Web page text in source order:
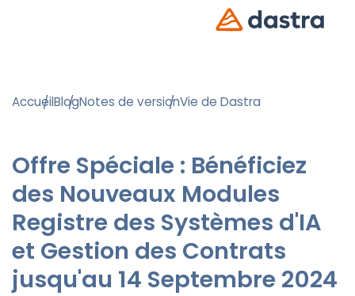
AccueilBlogNotes de versionVie de Dastra
Offre Spéciale : Bénéficiez
des Nouveaux Modules
Registre des Systèmes d'IA
et Gestion des Contrats
jusqu'au 14 Septembre 2024